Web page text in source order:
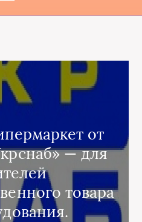
от
— для
товара